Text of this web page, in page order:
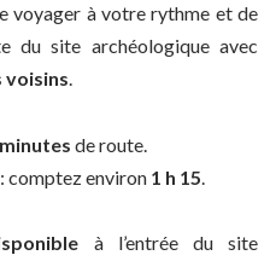
voyager à votre rythme et de
du site archéologique avec
voisins.
de route.
: comptez environ 1 h 15.
à l’entrée du site